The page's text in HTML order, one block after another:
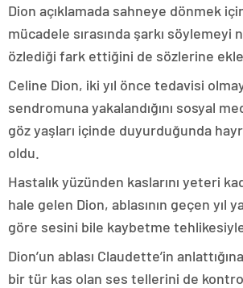
Dion açıklamada sahneye dönmek
mücadele sırasında şarkı söylemeyi
özlediği fark ettiğini de sözlerine
Celine Dion, iki yıl önce tedavisi
sendromuna yakalandığını sosyal
göz yaşları içinde duyurduğunda
oldu.
Hastalık yüzünden kaslarını yeteri
hale gelen Dion, ablasının geçen yıl
göre sesini bile kaybetme tehlikesiyle
Dion’un ablası Claudette’in
bir tür kas olan ses tellerini de